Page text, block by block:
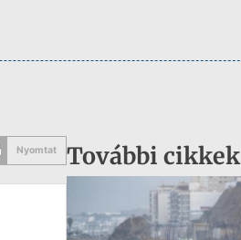
Nyomtat További cikkek